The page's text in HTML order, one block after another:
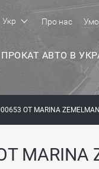
Укр
ПРОКАТ АВТО В
Про нас
ОТ MARINA ZEMELMAN